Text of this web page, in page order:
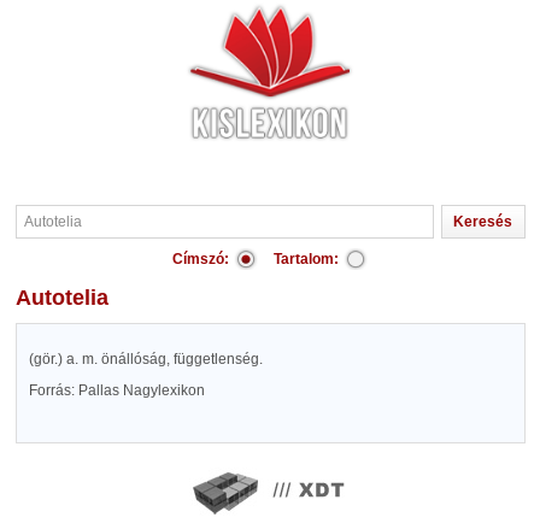
Címszó: Tartalom:
Autotelia
(gör.) a. m. önállóság, függetlenség.
Forrás: Pallas Nagylexikon